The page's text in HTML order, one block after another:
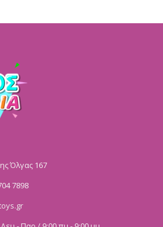
Όλγας 167
7898